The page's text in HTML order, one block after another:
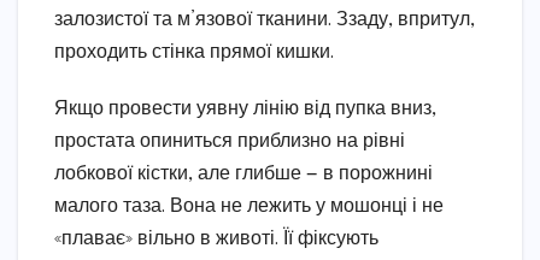
залозистої та м’язової тканини. Ззаду, впритул,
проходить стінка прямої кишки.
Якщо провести уявну лінію від пупка вниз,
простата опиниться приблизно на рівні
лобкової кістки, але глибше — в порожнині
малого таза. Вона не лежить у мошонці і не
«плаває» вільно в животі. Її фіксують